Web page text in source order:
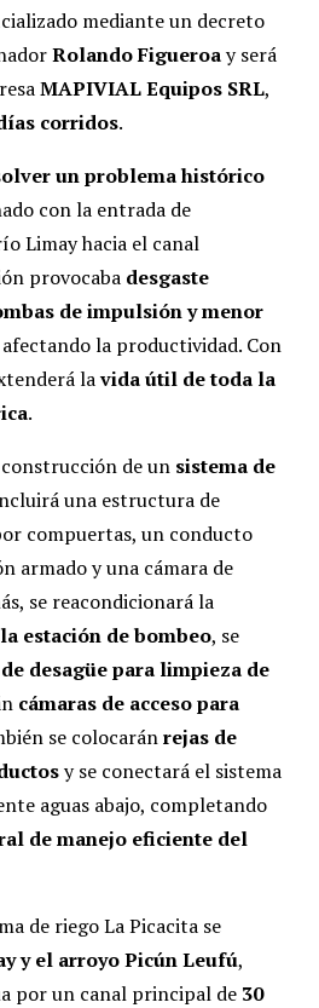
mediante un decreto
Rolando Figueroay será
MAPIVIAL Equipos SRL,
corridos.
un problema histórico
con la entrada de
Limay hacia el canal
provocaba desgaste
de impulsión y menor
la productividad. Con
lavida útil de toda la
.
de un sistema de
una estructura de
compuertas, un conducto
armado y una cámara de
se reacondicionará la
estación de bombeo, se
desagüe para limpieza de
cámaras de acceso para
se colocaránrejas de
y se conectará el sistema
aguas abajo, completando
de manejo eficiente del
de riego La Picacita se
y el arroyo Picún Leufú,
por un canal principal de 30